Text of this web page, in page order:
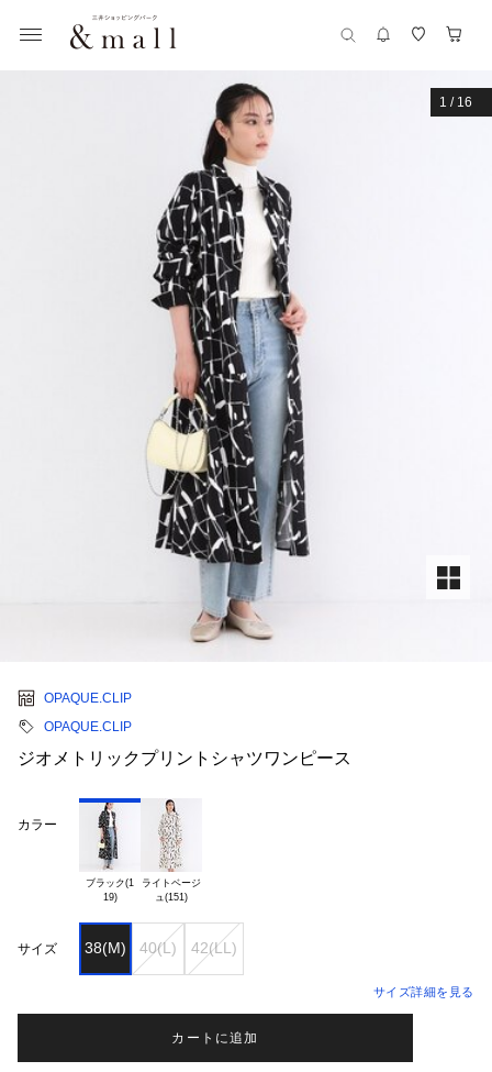
1 / 16
OPAQUE.CLIP
OPAQUE.CLIP
ジオメトリックプリントシャツワンピース
カラー
ブラック(1
19)
ライトベージ
サイズ 38(M) 40(L) 42(LL)
サイズ詳細を見る
カートに追加